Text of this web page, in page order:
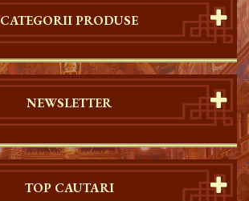
CATEGORII PRODUSE
NEWSLETTER
TOP CAUTARI